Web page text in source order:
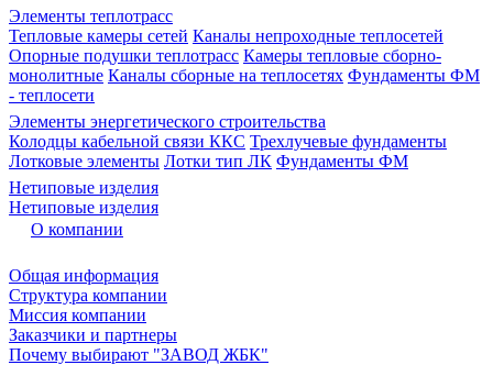
Элементы теплотрасс
Тепловые камеры сетей Каналы непроходные теплосетей
Опорные подушки теплотрасс Камеры тепловые сборно-
монолитные Каналы сборные на теплосетях Фундаменты ФМ
- теплосети
Элементы энергетического строительства
Колодцы кабельной связи ККС Трехлучевые фундаменты
Лотковые элементы Лотки тип ЛК Фундаменты ФМ
Нетиповые изделия
Нетиповые изделия
О компании
Общая информация
Структура компании
Миссия компании
Заказчики и партнеры
Почему выбирают "ЗАВОД ЖБК"